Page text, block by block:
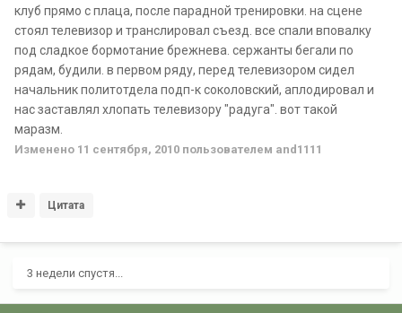
клуб прямо с плаца, после парадной тренировки. на сцене
стоял телевизор и транслировал съезд. все спали вповалку
под сладкое бормотание брежнева. сержанты бегали по
рядам, будили. в первом ряду, перед телевизором сидел
начальник политотдела подп-к соколовский, аплодировал и
нас заставлял хлопать телевизору "радуга". вот такой
маразм.
Изменено 11 сентября, 2010 пользователем and1111
Цитата
3 недели спустя...